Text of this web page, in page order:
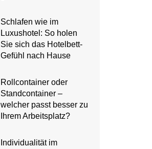
Schlafen wie im
Luxushotel: So holen
Sie sich das Hotelbett-
Gefühl nach Hause
Rollcontainer oder
Standcontainer –
welcher passt besser zu
Ihrem Arbeitsplatz?
Individualität im